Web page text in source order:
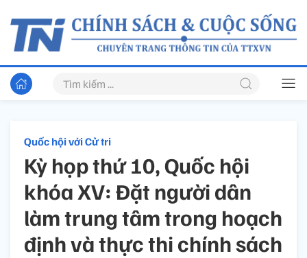
Quốc hội với Cử tri
Kỳ họp thứ 10, Quốc hội
khóa XV: Đặt người dân
làm trung tâm trong hoạch
định và thực thi chính sách